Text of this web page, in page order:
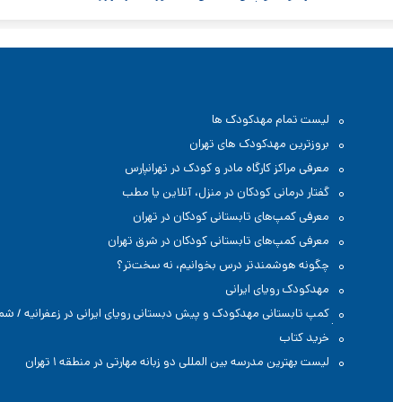
لیست تمام مهدکودک ها
بروزترین مهدکودک های تهران
معرفی مراکز کارگاه مادر و کودک در تهرانپارس
گفتار درمانی کودکان در منزل، آنلاین یا مطب
معرفی کمپ‌های تابستانی کودکان در تهران
معرفی کمپ‌های تابستانی کودکان در شرق تهران
چگونه هوشمندتر درس بخوانیم، نه سخت‌تر؟
مهدکودک رویای ایرانی
کمپ تابستانی مهدکودک و پیش دبستانی رویای ایرانی در زعفرانیه /
تهران
خرید کتاب
لیست بهترین مدرسه بین المللی دو زبانه مهارتی در منطقه ۱ تهران